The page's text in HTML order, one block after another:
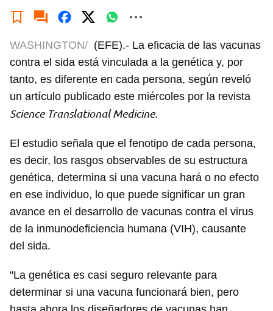
WASHINGTON/ (EFE).- La eficacia de las vacunas
contra el sida está vinculada a la genética y, por
tanto, es diferente en cada persona, según reveló
un artículo publicado este miércoles por la revista
Science Translational Medicine.
El estudio señala que el fenotipo de cada persona,
es decir, los rasgos observables de su estructura
genética, determina si una vacuna hará o no efecto
en ese individuo, lo que puede significar un gran
avance en el desarrollo de vacunas contra el virus
de la inmunodeficiencia humana (VIH), causante
del sida.
"La genética es casi seguro relevante para
determinar si una vacuna funcionará bien, pero